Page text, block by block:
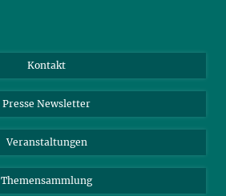
Kontakt
Presse Newsletter
Veranstaltungen
Themensammlung